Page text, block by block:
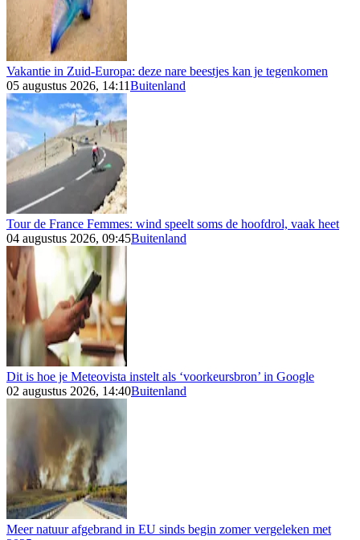
Vakantie in Zuid-Europa: deze nare beestjes kan je tegenkomen
05 augustus 2026, 14:11Buitenland
Tour de France Femmes: wind speelt soms de hoofdrol, vaak heet
04 augustus 2026, 09:45Buitenland
Dit is hoe je Meteovista instelt als ‘voorkeursbron’ in Google
02 augustus 2026, 14:40Buitenland
Meer natuur afgebrand in EU sinds begin zomer vergeleken met